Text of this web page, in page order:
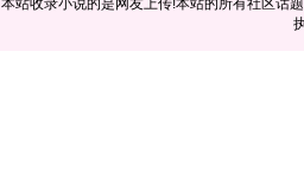
本站收录小说的是网友上传!本站的所有社区话